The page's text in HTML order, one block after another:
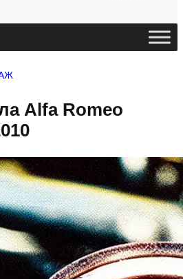
Alfa Romeo